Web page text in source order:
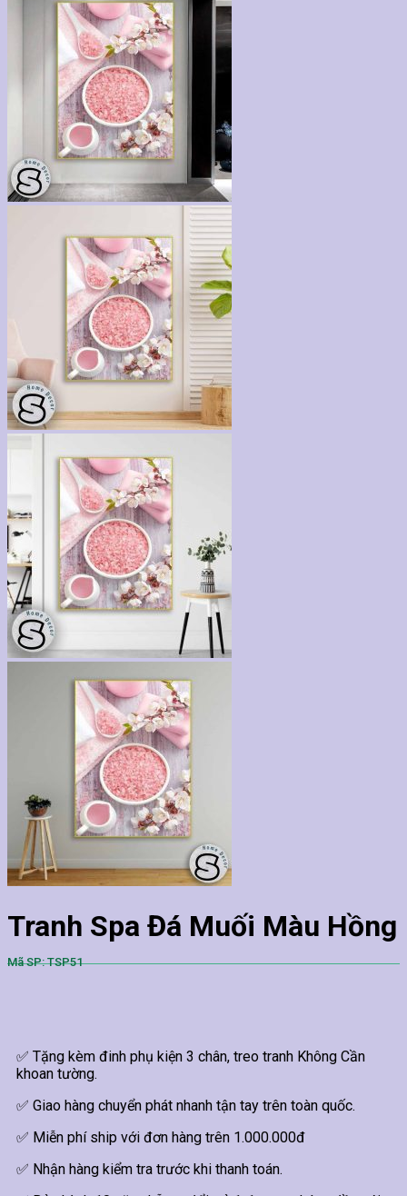
Tranh Spa Đá Muối Màu Hồng
Mã SP: TSP51
✅ Tặng kèm đinh phụ kiện 3 chân, treo tranh Không Cần
khoan tường.
✅ Giao hàng chuyển phát nhanh tận tay trên toàn quốc.
✅ Miễn phí ship với đơn hàng trên 1.000.000đ
✅ Nhận hàng kiểm tra trước khi thanh toán.